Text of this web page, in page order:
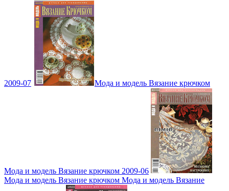
2009-07 Мода и модель Вязание крючком
Мода и модель Вязание крючком 2009-06
Мода и модель Вязание крючком Мода и модель Вязание